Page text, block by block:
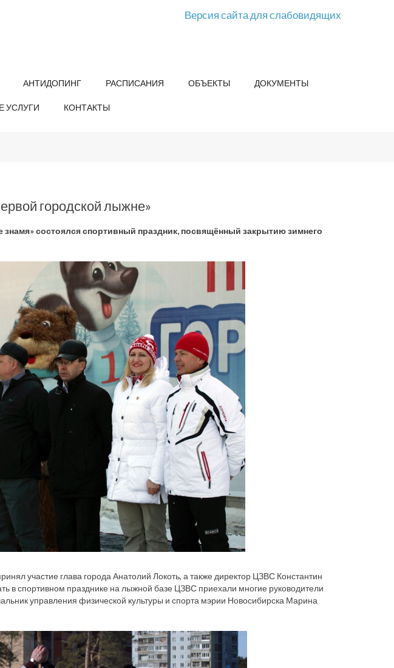
Версия сайта для слабовидящих
АНТИДОПИНГ РАСПИСАНИЯ ОБЪЕКТЫ ДОКУМЕНТЫ
УСЛУГИ КОНТАКТЫ
городской лыжне»
знамя» состоялся спортивный праздник, посвящённый закрытию зимнего
участие глава города Анатолий Локоть, а также директор ЦЗВС Константин
в спортивном празднике на лыжной базе ЦЗВС приехали многие руководители
управления физической культуры и спорта мэрии Новосибирска Марина